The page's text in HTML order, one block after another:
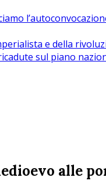
e della
sul piano
alle